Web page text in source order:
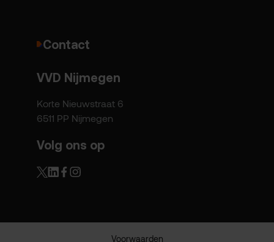
Contact
VVD Nijmegen
Korte Nieuwstraat 6
6511 PP Nijmegen
Volg ons op
Voorwaarden